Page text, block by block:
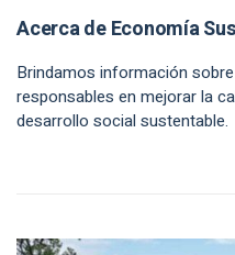
Acerca de Economía
Brindamos información
responsables en mejorar la
desarrollo social sustentable.